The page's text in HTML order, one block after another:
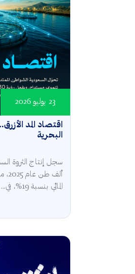
اقتصاد المد
البحرية
23 يوليو 2026
ألف
المائي بنسبة 19%، في...